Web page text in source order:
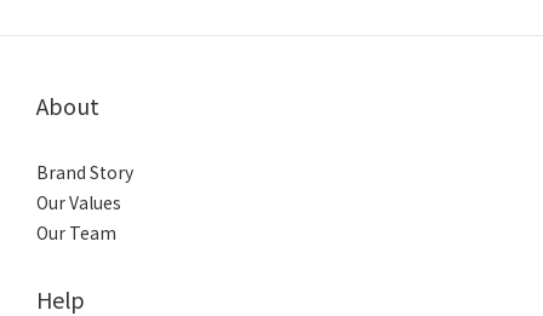
About
Brand Story
Our Values
Our Team
Help